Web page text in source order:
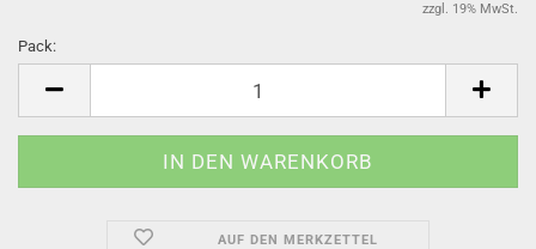
zzgl. 19% MwSt.
Pack:
AUF DEN MERKZETTEL